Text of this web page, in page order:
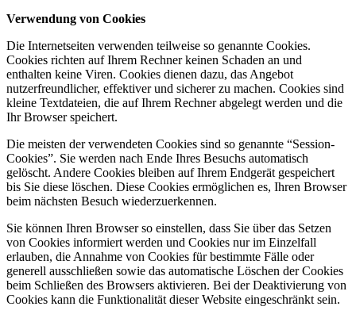
Verwendung von Cookies
Die Internetseiten verwenden teilweise so genannte Cookies.
Cookies richten auf Ihrem Rechner keinen Schaden an und
enthalten keine Viren. Cookies dienen dazu, das Angebot
nutzerfreundlicher, effektiver und sicherer zu machen. Cookies sind
kleine Textdateien, die auf Ihrem Rechner abgelegt werden und die
Ihr Browser speichert.
Die meisten der verwendeten Cookies sind so genannte “Session-
Cookies”. Sie werden nach Ende Ihres Besuchs automatisch
gelöscht. Andere Cookies bleiben auf Ihrem Endgerät gespeichert
bis Sie diese löschen. Diese Cookies ermöglichen es, Ihren Browser
beim nächsten Besuch wiederzuerkennen.
Sie können Ihren Browser so einstellen, dass Sie über das Setzen
von Cookies informiert werden und Cookies nur im Einzelfall
erlauben, die Annahme von Cookies für bestimmte Fälle oder
generell ausschließen sowie das automatische Löschen der Cookies
beim Schließen des Browsers aktivieren. Bei der Deaktivierung von
Cookies kann die Funktionalität dieser Website eingeschränkt sein.